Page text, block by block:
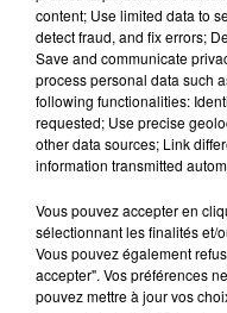
11h41
11h41
ORIA
content; Use limited data to
detect fraud, and fix errors;
Save and communicate
process personal data such
following functionalities:
requested; Use precise
other data sources; Link
information transmitted
Vous pouvez accepter en
sélectionnant les finalités et/
Vous pouvez également
accepter". Vos préférences
pouvez mettre à jour vos